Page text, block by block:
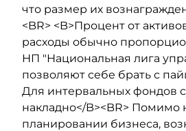
что размер их
<BR> <B>Процент от
расходы обычно
НП "Национальная лига
позволяют себе брать с
Для интервальных фондов
накладно</B><BR>
планировании бизнеса,